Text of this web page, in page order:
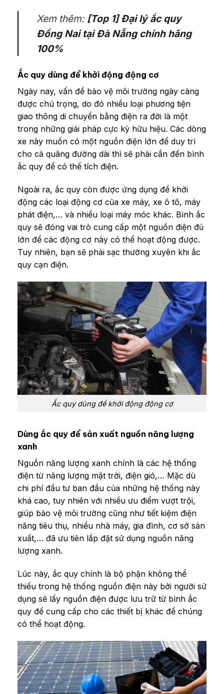
Xem thêm: [Top 1] Đại lý ắc quy
Đồng Nai tại Đà Nẵng chính hãng
100%
Ắc quy dùng để khởi động động cơ
Ngày nay, vấn đề bảo vệ môi trường ngày càng
được chú trọng, do đó nhiều loại phương tiện
giao thông di chuyển bằng điện ra đời là một
trong những giải pháp cực kỳ hữu hiệu. Các dòng
xe này muốn có một nguồn điện lớn để duy trì
cho cả quãng đường dài thì sẽ phải cần đến bình
ắc quy để có thể tích điện.
Ngoài ra, ắc quy còn được ứng dụng để khởi
động các loại động cơ của xe máy, xe ô tô, máy
phát điện,… và nhiều loại máy móc khác. Bình ắc
quy sẽ đóng vai trò cung cấp một nguồn điện đủ
lớn để các động cơ này có thể hoạt động được.
Tuy nhiên, bạn sẽ phải sạc thường xuyên khi ắc
quy cạn điện.
Ắc quy dùng để khởi động động cơ
Dùng ắc quy để sản xuất nguồn năng lượng
xanh
Nguồn năng lượng xanh chính là các hệ thống
điện từ năng lượng mặt trời, điện gió,… Mặc dù
chi phí đầu tư ban đầu của những hệ thống này
khá cao, tuy nhiên với nhiều ưu điểm vượt trội,
giúp bảo vệ môi trường cũng như tiết kiệm điện
năng tiêu thụ, nhiều nhà máy, gia đình, cơ sở sản
xuất,… đã ưu tiên lắp đặt sử dụng nguồn năng
lượng xanh.
Lúc này, ắc quy chính là bộ phận không thể
thiếu trong hệ thống nguồn điện này bởi người sử
dụng sẽ lấy nguồn điện được lưu trữ từ bình ắc
quy để cung cấp cho các thiết bị khác để chúng
có thể hoạt động.